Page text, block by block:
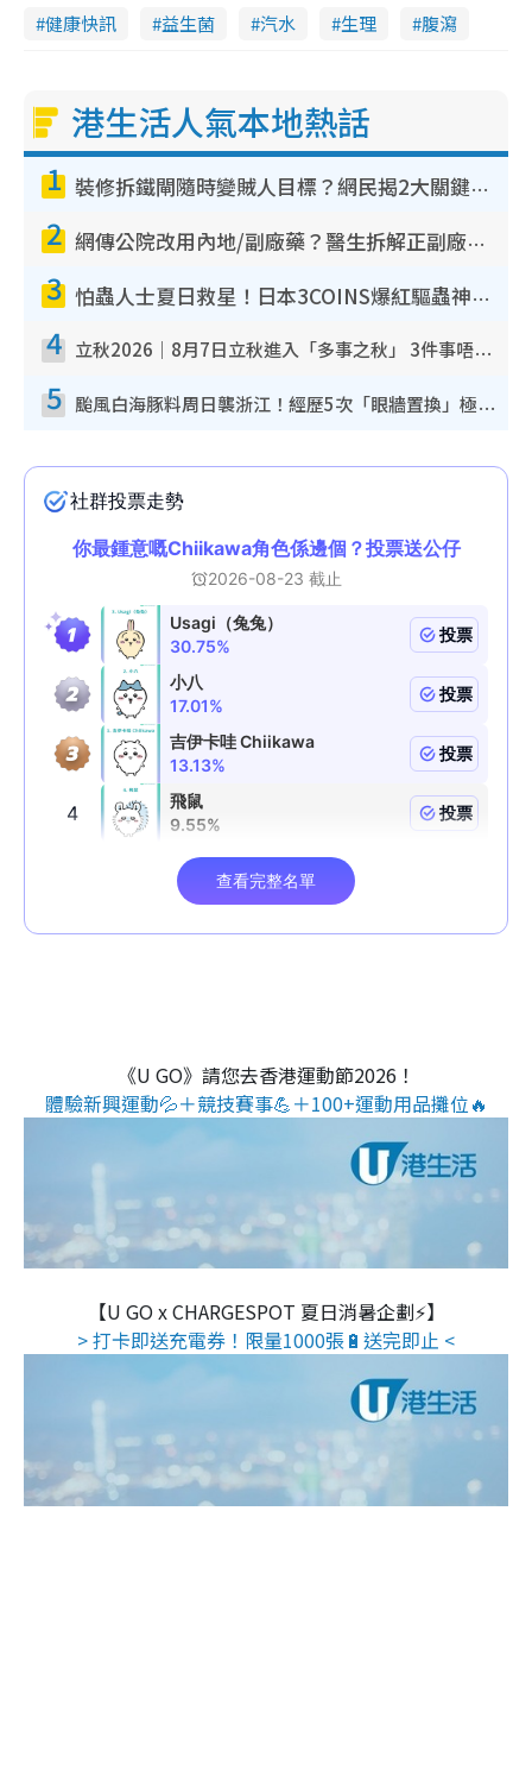
健康快訊
益生菌 汽水 生理 腹瀉
港生活人氣本地熱話
1 裝修拆鐵閘隨時變賊人目標？網民揭2大關鍵用途：裝新式等於白裝？附新舊鐵閘分別
2 網傳公院改用內地/副廠藥？醫生拆解正副廠分別 揭4類人換藥隨時出事
3 怕蟲人士夏日救星！日本3COINS爆紅驅蟲神器$45起 1招「全程免觸碰」輕鬆搞定小強
4 立秋2026｜8月7日立秋進入「多事之秋」 3件事唔做得！專家教6招開運 清枱頭／銀包納氣接好運
5 颱風白海豚料周日襲浙江！經歷5次「眼牆置換」極罕見 成登陸內地最長途颱風
《U GO》請您去香港運動節2026！
體驗新興運動💦＋競技賽事💪＋100+運動用品攤位🔥
【U GO x CHARGESPOT 夏日消暑企劃⚡】
> 打卡即送充電券！限量1000張🔋送完即止 <